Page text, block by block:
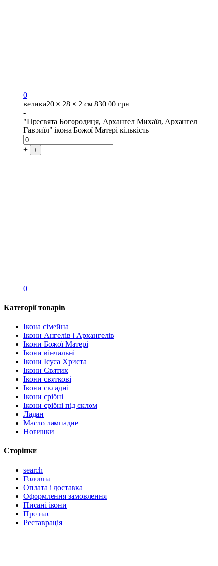
0
велика20 × 28 × 2 см 830.00 грн.
-
"Пресвята Богородиця, Архангел Михаїл, Архангел
Гавриїл" ікона Божої Матері кількість
+ +
0
Категорії товарів
Ікона сімейна
Ікони Ангелів і Архангелів
Ікони Божої Матері
Ікони вінчальні
Ікони Ісуса Христа
Ікони Святих
Ікони святкові
Ікони складні
Ікони срібні
Ікони срібні під склом
Ладан
Масло лампадне
Новинки
Сторінки
search
Головна
Оплата і доставка
Оформлення замовлення
Писані ікони
Про нас
Реставрація